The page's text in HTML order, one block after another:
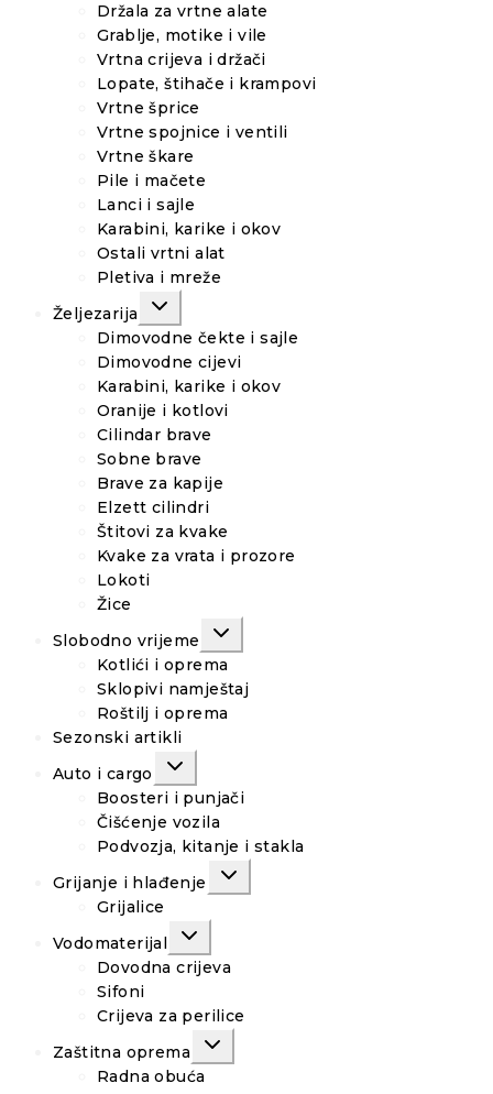
Držala za vrtne alate
Grablje, motike i vile
Vrtna crijeva i držači
Lopate, štihače i krampovi
Vrtne šprice
Vrtne spojnice i ventili
Vrtne škare
Pile i mačete
Lanci i sajle
Karabini, karike i okov
Ostali vrtni alat
Pletiva i mreže
Željezarija
TOGGLE
MENU
Dimovodne čekte i sajle
Dimovodne cijevi
Karabini, karike i okov
Oranije i kotlovi
Cilindar brave
Sobne brave
Brave za kapije
Elzett cilindri
Štitovi za kvake
Kvake za vrata i prozore
Lokoti
Žice
Slobodno vrijeme
TOGGLE
MENU
Kotlići i oprema
Sklopivi namještaj
Roštilj i oprema
Sezonski artikli
Auto i cargo
TOGGLE
MENU
Boosteri i punjači
Čišćenje vozila
Podvozja, kitanje i stakla
Grijanje i hlađenje
TOGGLE
Grijalice
Vodomaterijal
TOGGLE
MENU
Dovodna crijeva
Sifoni
Crijeva za perilice
Zaštitna oprema
TOGGLE
MENU
Radna obuća